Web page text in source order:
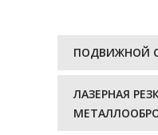
ПОДВИЖНОЙ
ЛАЗЕРНАЯ